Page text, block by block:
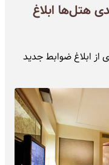
هتل‌ها ابلاغ
از ابلاغ ضوابط جدید